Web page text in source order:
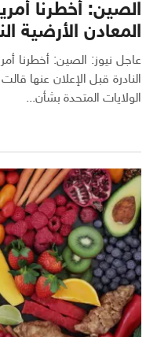
الصين: أخطرنا
المعادن الأرضية
عاجل نيوز: الصين: أخطرنا
النادرة قبل الإعلان عنها
الولايات المتحدة بشأن...